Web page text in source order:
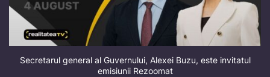
Secretarul general al Guvernului, Alexei Buzu, este invitatul
emisiunii Rezoomat